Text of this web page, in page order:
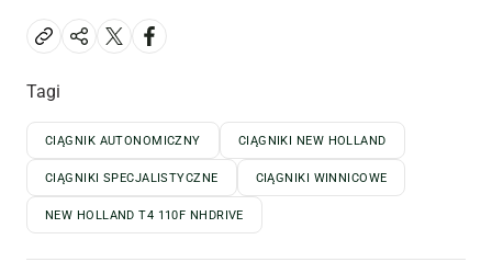
Tagi
CIĄGNIK AUTONOMICZNY CIĄGNIKI NEW HOLLAND
CIĄGNIKI SPECJALISTYCZNE CIĄGNIKI WINNICOWE
NEW HOLLAND T4 110F NHDRIVE